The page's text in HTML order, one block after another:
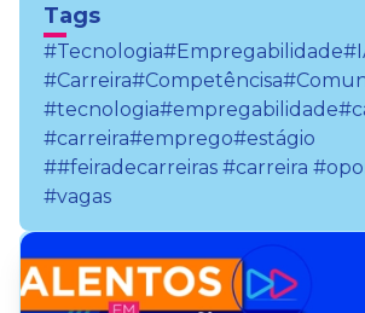
Tags
#Tecnologia#Empregabilidade
#Carreira#Competêncisa
#tecnologia#empregabilidade
#carreira#emprego#estágio
##feiradecarreiras #carreira
#vagas